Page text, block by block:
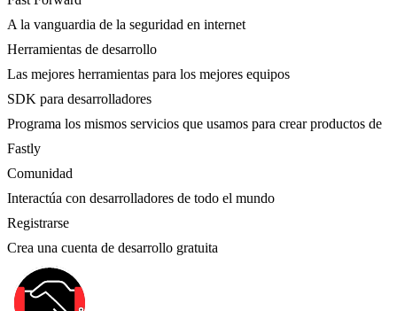
A la vanguardia de la seguridad en internet
Herramientas de desarrollo
Las mejores herramientas para los mejores equipos
SDK para desarrolladores
Programa los mismos servicios que usamos para crear productos de
Fastly
Comunidad
Interactúa con desarrolladores de todo el mundo
Registrarse
Crea una cuenta de desarrollo gratuita